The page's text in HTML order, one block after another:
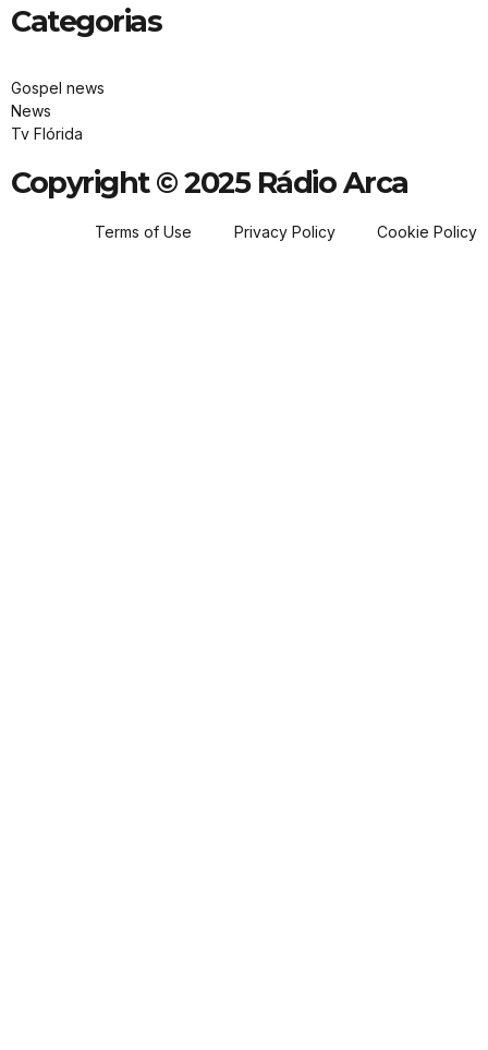
Categorias
Gospel news
News
Tv Flórida
Copyright © 2025 Rádio Arca
Terms of Use Privacy Policy Cookie Policy